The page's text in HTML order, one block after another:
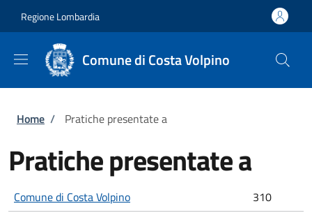
Regione Lombardia
Comune di Costa Volpino
Briciole di pane
Home / Pratiche presentate a
Pratiche presentate a
Comune di Costa Volpino 310